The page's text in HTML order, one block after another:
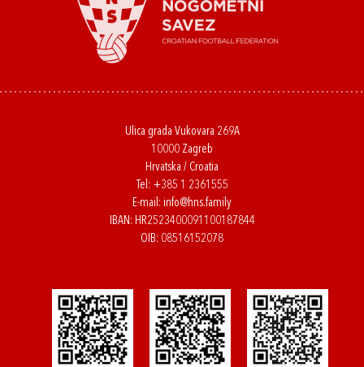
Ulica grada Vukovara 269A
10000 Zagreb
Hrvatska / Croatia
Tel: +385 1 2361555
E-mail: info@hns.family
IBAN: HR2523400091100187844
OIB: 08516152078